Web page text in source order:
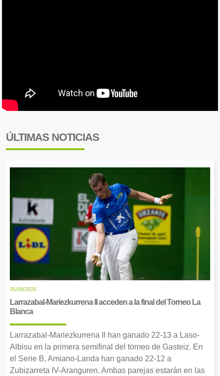
ÚLTIMAS NOTICIAS
05/08/2026
Larrazabal-Mariezkurrena II acceden a la final del Torneo La
Blanca
Larrazabal-Mariezkurrena II han ganado 22-13 a Laso-
Albisu en la primera semifinal del torneo de Gasteiz. En
el Serie B, Amiano-Landa han ganado 22-12 a
Zubizarreta IV-Aranguren. Ambas parejas estarán en las